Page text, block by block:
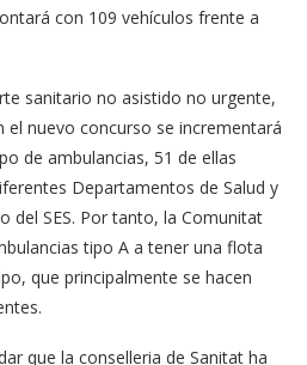
con 109 vehículos frente a
sanitario no asistido no urgente,
el nuevo concurso se incrementará
de ambulancias, 51 de ellas
Departamentos de Salud y
del SES. Por tanto, la Comunitat
tipo A a tener una flota
que principalmente se hacen
que la conselleria de Sanitat ha